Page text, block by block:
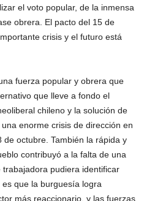
el voto popular, de la inmensa
obrera. El pacto del 15 de
crisis y el futuro está
fuerza popular y obrera que
que lleve a fondo el
chileno y la solución de
enorme crisis de dirección en
octubre. También la rápida y
contribuyó a la falta de una
pudiera identificar
que la burguesía logra
más reaccionario, y las fuerzas